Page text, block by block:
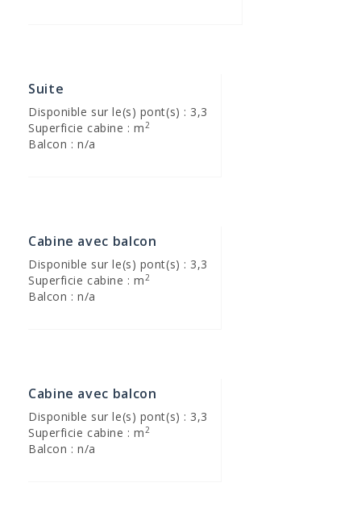
Suite
Disponible sur le(s) pont(s) : 3,3
Superficie cabine : m 2
Balcon : n/a
Cabine avec balcon
Disponible sur le(s) pont(s) : 3,3
Superficie cabine : m 2
Balcon : n/a
Cabine avec balcon
Disponible sur le(s) pont(s) : 3,3
Superficie cabine : m 2
Balcon : n/a